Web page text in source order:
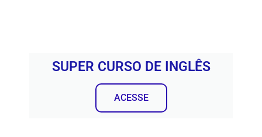
SUPER CURSO DE INGLÊS
ACESSE